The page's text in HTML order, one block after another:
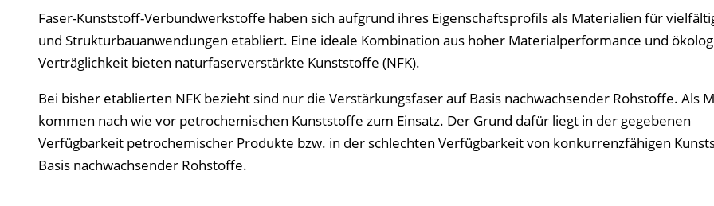
Faser-Kunststoff-Verbundwerkstoffe haben sich aufgrund ihres Eigenschaftsprofils als Materialien für
und Strukturbauanwendungen etabliert. Eine ideale Kombination aus hoher Materialperformance und
Verträglichkeit bieten naturfaserverstärkte Kunststoffe (NFK).
Bei bisher etablierten NFK bezieht sind nur die Verstärkungsfaser auf Basis nachwachsender Rohstoffe. Als
kommen nach wie vor petrochemischen Kunststoffe zum Einsatz. Der Grund dafür liegt in der gegebenen
Verfügbarkeit petrochemischer Produkte bzw. in der schlechten Verfügbarkeit von konkurrenzfähigen
Basis nachwachsender Rohstoffe.